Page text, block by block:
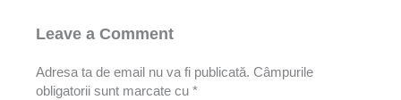
Leave a Comment
Adresa ta de email nu va fi publicată. Câmpurile
obligatorii sunt marcate cu *